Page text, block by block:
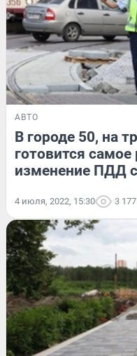
АВТО
В городе 50, на
готовится
изменение ПДД
4 июля, 2022, 15:30 3 177